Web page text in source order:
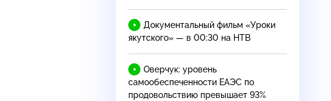
Документальный фильм «Уроки
якутского» — в 00:30 на НТВ
Оверчук: уровень
самообеспеченности ЕАЭС по
продовольствию превышает 93%